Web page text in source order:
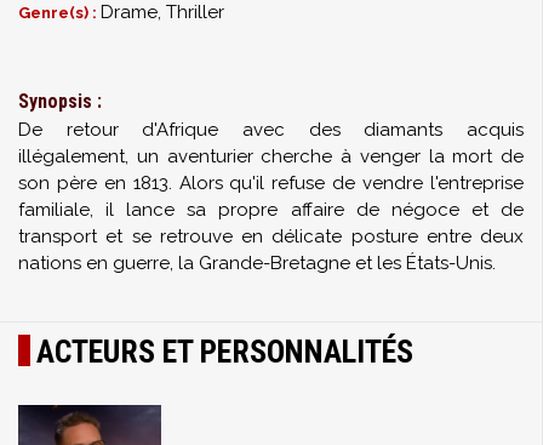
Genre(s) : Drame, Thriller
Synopsis :
De retour d'Afrique avec des diamants acquis
illégalement, un aventurier cherche à venger la mort de
son père en 1813. Alors qu'il refuse de vendre l'entreprise
familiale, il lance sa propre affaire de négoce et de
transport et se retrouve en délicate posture entre deux
nations en guerre, la Grande-Bretagne et les États-Unis.
ACTEURS ET PERSONNALITÉS